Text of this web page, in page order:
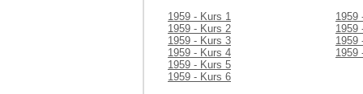
1959
1959
1959
1959
1959 - Kurs 1
1959 - Kurs 2
1959 - Kurs 3
1959 - Kurs 4
1959 - Kurs 5
1959 - Kurs 6